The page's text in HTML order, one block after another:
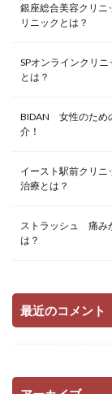
銀座総合美容クリ
リニックとは？
SPオンラインクリ
とは？
BIDAN 女性のため
介！
イースト駅前クリ
治療とは？
ストラッシュ 痛み
は？
最近のコメント